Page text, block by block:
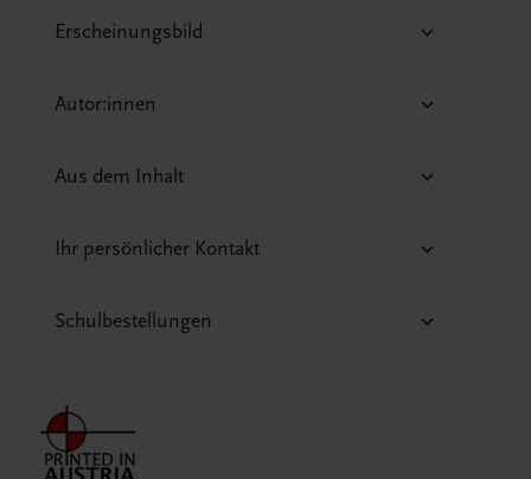
Erscheinungsbild
Autor:innen
Aus dem Inhalt
Ihr persönlicher Kontakt
Schulbestellungen